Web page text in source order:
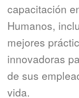
capacitación
Humanos,
mejores
innovadoras
de sus
vida.